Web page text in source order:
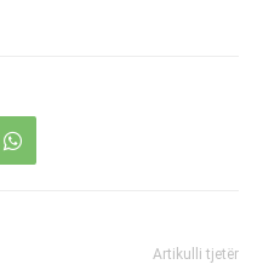
Artikulli tjetër